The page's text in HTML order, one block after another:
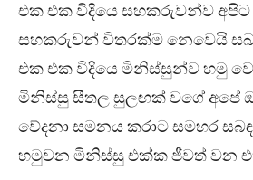
එක එක විදියෙ සහකරුවන්ව
සහකරුවන් විතරක්ම නෙවෙයි
එක එක විදියෙ මිනිස්සුන්ව හමු
මිනිස්සු සීතල සුලඟක් වගේ අපේ
වේදනා සමනය කරාට සමහර
හමුවන මිනිස්සු එක්ක ජීවත් වන